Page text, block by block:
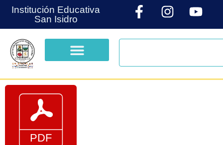
Institución Educativa
San Isidro